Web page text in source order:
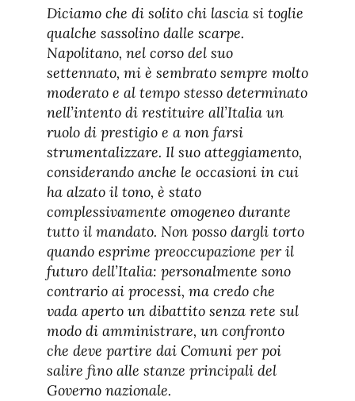
Diciamo che di solito chi lascia si toglie
qualche sassolino dalle scarpe.
Napolitano, nel corso del suo
settennato, mi è sembrato sempre molto
moderato e al tempo stesso determinato
nell’intento di restituire all’Italia un
ruolo di prestigio e a non farsi
strumentalizzare. Il suo atteggiamento,
considerando anche le occasioni in cui
ha alzato il tono, è stato
complessivamente omogeneo durante
tutto il mandato. Non posso dargli torto
quando esprime preoccupazione per il
futuro dell’Italia: personalmente sono
contrario ai processi, ma credo che
vada aperto un dibattito senza rete sul
modo di amministrare, un confronto
che deve partire dai Comuni per poi
salire fino alle stanze principali del
Governo nazionale.